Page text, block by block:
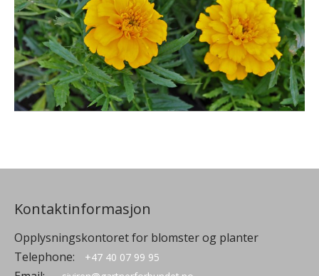
Kontaktinformasjon
Opplysningskontoret for blomster og planter
Telephone:
+47 40 07 99 95